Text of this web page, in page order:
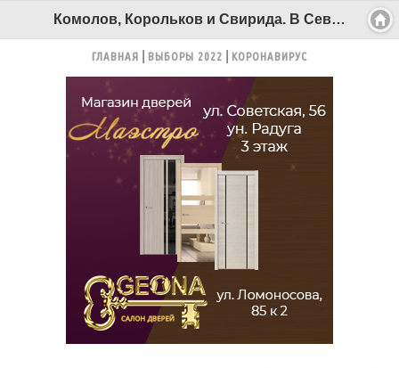
Комолов, Корольков и Свирида. В Северодвинске осудили троицу организаторов незаконной игорной деятельности - Беломорканал Северодвинск tv29.ru
ГЛАВНАЯ ВЫБОРЫ 2022 КОРОНАВИРУС